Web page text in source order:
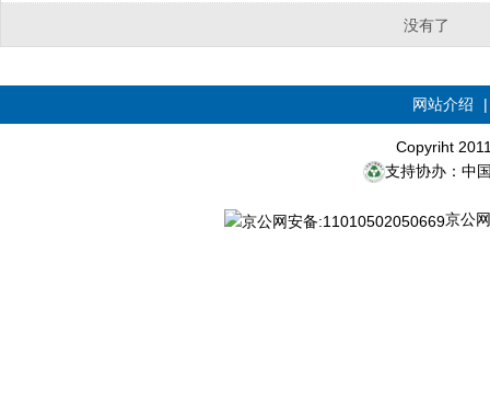
没有了
网站介绍
Copyriht
支持协办：中
京公